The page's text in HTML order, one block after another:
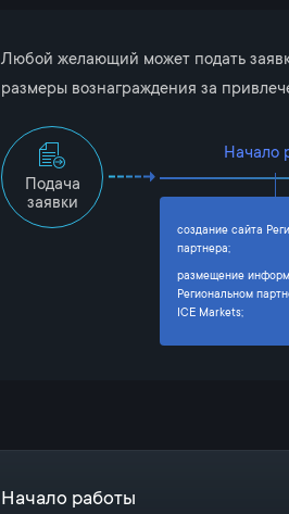
Любой желающий может подать
размеры вознаграждения за
Подача
заявки
Начало
создание сайта
партнера;
размещение
Региональном
ICE Markets;
Начало работы